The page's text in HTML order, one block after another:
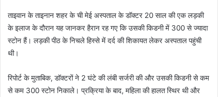
ताइवान के ताइनान शहर के ची मेई अस्पताल के डॉक्टर 20 साल की एक लड़की
के इलाज के दौरान यह जानकर हैरान रह गए कि उसकी किडनी में 300 से ज्यादा
स्टोन हैं। लड़की पीठ के निचले हिस्से में दर्द की शिकायत लेकर अस्पताल पहुंची
थी।
रिपोर्ट के मुताबिक, डॉक्टरों ने 2 घंटे की लंबी सर्जरी की और उसकी किडनी से कम
से कम 300 स्टोन निकाले। प्रक्रिया के बाद, महिला की हालत स्थिर थी और